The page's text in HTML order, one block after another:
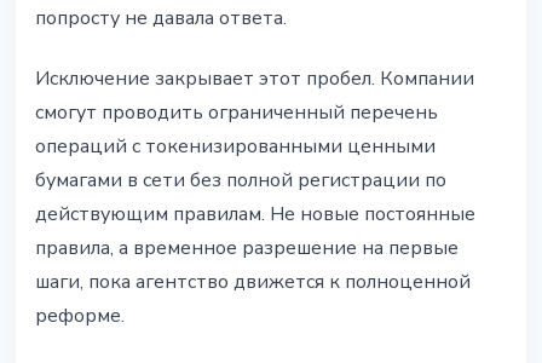
попросту не давала ответа.
Исключение закрывает этот пробел. Компании
смогут проводить ограниченный перечень
операций с токенизированными ценными
бумагами в сети без полной регистрации по
действующим правилам. Не новые постоянные
правила, а временное разрешение на первые
шаги, пока агентство движется к полноценной
реформе.